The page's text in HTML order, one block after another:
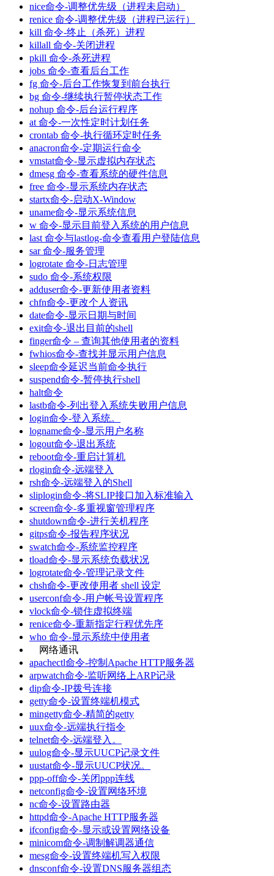
nice命令-调整优先级（进程未启动）
renice 命令-调整优先级（进程已运行）
kill 命令-终止（杀死）进程
killall 命令-关闭进程
pkill 命令-杀死进程
jobs 命令-查看后台工作
fg 命令-后台工作恢复到前台执行
bg 命令-继续执行暂停状态工作
nohup 命令-后台运行程序
at 命令-一次性定时计划任务
crontab 命令-执行循环定时任务
anacron命令-定期运行命令
vmstat命令-显示虚拟内存状态
dmesg 命令-查看系统的硬件信息
free 命令-显示系统内存状态
startx命令-启动X-Window
uname命令-显示系统信息
w 命令-显示目前登入系统的用户信息
last 命令与lastlog-命令查看用户登陆信息
sar 命令-服务管理
logrotate 命令-日志管理
sudo 命令-系统权限
adduser命令-更新使用者资料
chfn命令-更改个人资讯
date命令-显示日期与时间
exit命令-退出目前的shell
finger命令 – 查询其他使用者的资料
fwhios命令-查找并显示用户信息
sleep命令延迟当前命令执行
suspend命令-暂停执行shell
halt命令
lastb命令-列出登入系统失败用户信息
login命令-登入系统。
logname命令-显示用户名称
logout命令-退出系统
reboot命令-重启计算机
rlogin命令-远端登入
rsh命令-远端登入的Shell
sliplogin命令-将SLIP接口加入标准输入
screen命令-多重视窗管理程序
shutdown命令-进行关机程序
gitps命令-报告程序状况
swatch命令-系统监控程序
tload命令-显示系统负载状况
logrotate命令-管理记录文件
chsh命令-更改使用者 shell 设定
userconf命令-用户帐号设置程序
vlock命令-锁住虚拟终端
renice命令-重新指定行程优先序
who 命令-显示系统中使用者
网络通讯
apachectl命令-控制Apache HTTP服务器
arpwatch命令-监听网络上ARP记录
dip命令-IP拨号连接
getty命令-设置终端机模式
mingetty命令-精简的getty
uux命令-远端执行指令
telnet命令-远端登入。
uulog命令-显示UUCP记录文件
uustat命令-显示UUCP状况。
ppp-off命令-关闭ppp连线
netconfig命令-设置网络环境
nc命令-设置路由器
httpd命令-Apache HTTP服务器
ifconfig命令-显示或设置网络设备
minicom命令-调制解调器通信
mesg命令-设置终端机写入权限
dnsconf命令-设置DNS服务器组态